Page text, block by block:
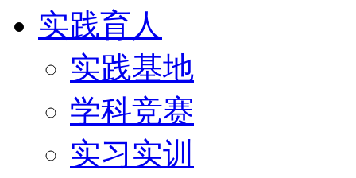
实践育人
实践基地
学科竞赛
实习实训